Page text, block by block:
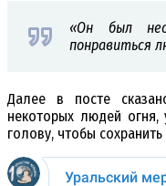
«Он был
понравиться
Далее в посте
некоторых людей огня,
голову, чтобы